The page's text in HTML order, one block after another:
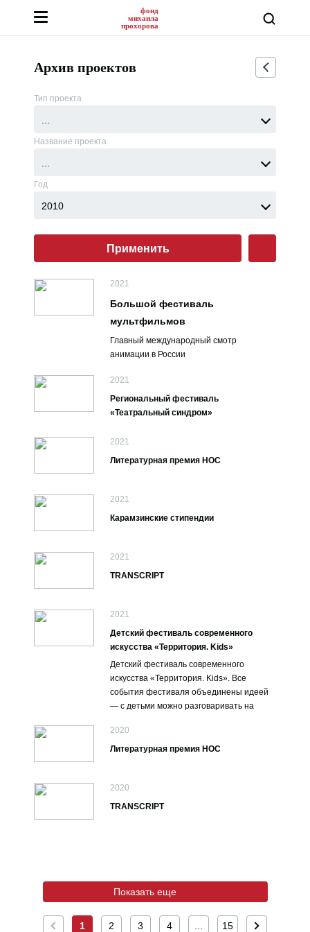
фонд
михаила
прохорова
Архив проектов
Тип проекта
Название проекта
Год
2010
Применить
2021
Большой фестиваль
мультфильмов
Главный международный смотр
анимации в России
2021
Региональный фестиваль
«Театральный синдром»
2021
Литературная премия НОС
2021
Карамзинские стипендии
2021
TRANSCRIPT
2021
Детский фестиваль современного
искусства «Территория. Kids»
Детский фестиваль современного
искусства «Территория. Kids». Все
события фестиваля объединены идеей
— с детьми можно разговаривать на
искусства.
2020
Литературная премия НОС
2020
TRANSCRIPT
Показать еще
1 2 3 4 15